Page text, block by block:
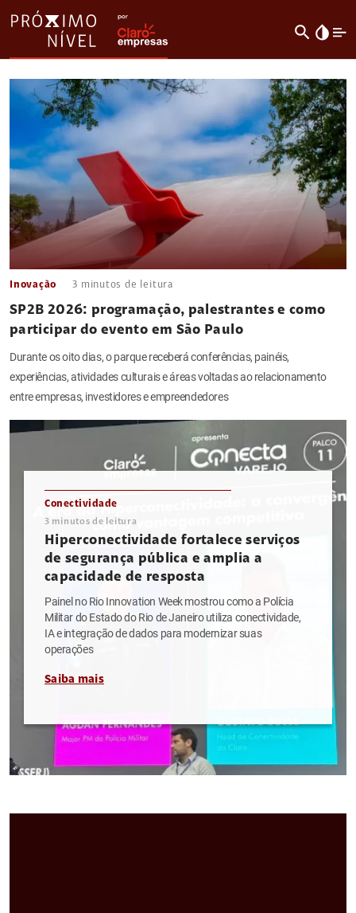
search invert_colors
Inovação 3 minutos de leitura
SP2B 2026: programação, palestrantes e como
participar do evento em São Paulo
Durante os oito dias, o parque receberá conferências, painéis,
experiências, atividades culturais e áreas voltadas ao relacionamento
entre empresas, investidores e empreendedores
Conectividade
3 minutos de leitura
Hiperconectividade fortalece serviços
de segurança pública e amplia a
capacidade de resposta
Painel no Rio Innovation Week mostrou como a Polícia
Militar do Estado do Rio de Janeiro utiliza conectividade,
IA e integração de dados para modernizar suas
operações
Saiba mais